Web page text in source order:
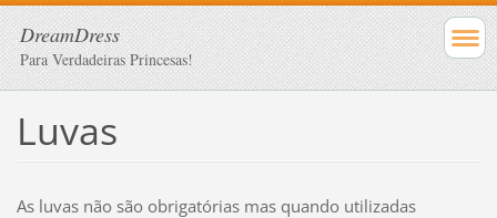
DreamDress
Para Verdadeiras Princesas!
Luvas
As luvas não são obrigatórias mas quando utilizadas